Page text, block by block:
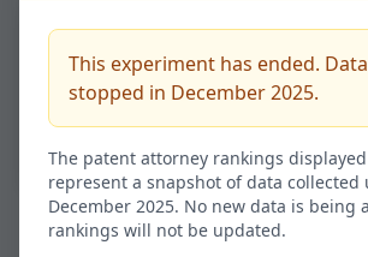
This experiment has ended.
stopped in December 2025.
The patent attorney rankings
represent a snapshot of data collected
December 2025. No new data is being
rankings will not be updated.
石野 正弘
Code: 100098280
60.3%
Granted / 特許査定